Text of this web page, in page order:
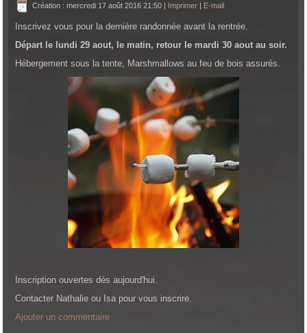
Création : mercredi 17 août 2016 21:50 | Imprimer | E-mail
Inscrivez vous pour la dernière randonnée avant la rentrée.
Départ le lundi 29 aout, le matin, retour le mardi 30 aout au soir.
Hébergement sous la tente, Marshmallows au feu de bois assurés.
Inscription ouvertes dès aujourd'hui.
Contacter Nathalie ou Isa pour vous inscrire.
Ajouter un commentaire